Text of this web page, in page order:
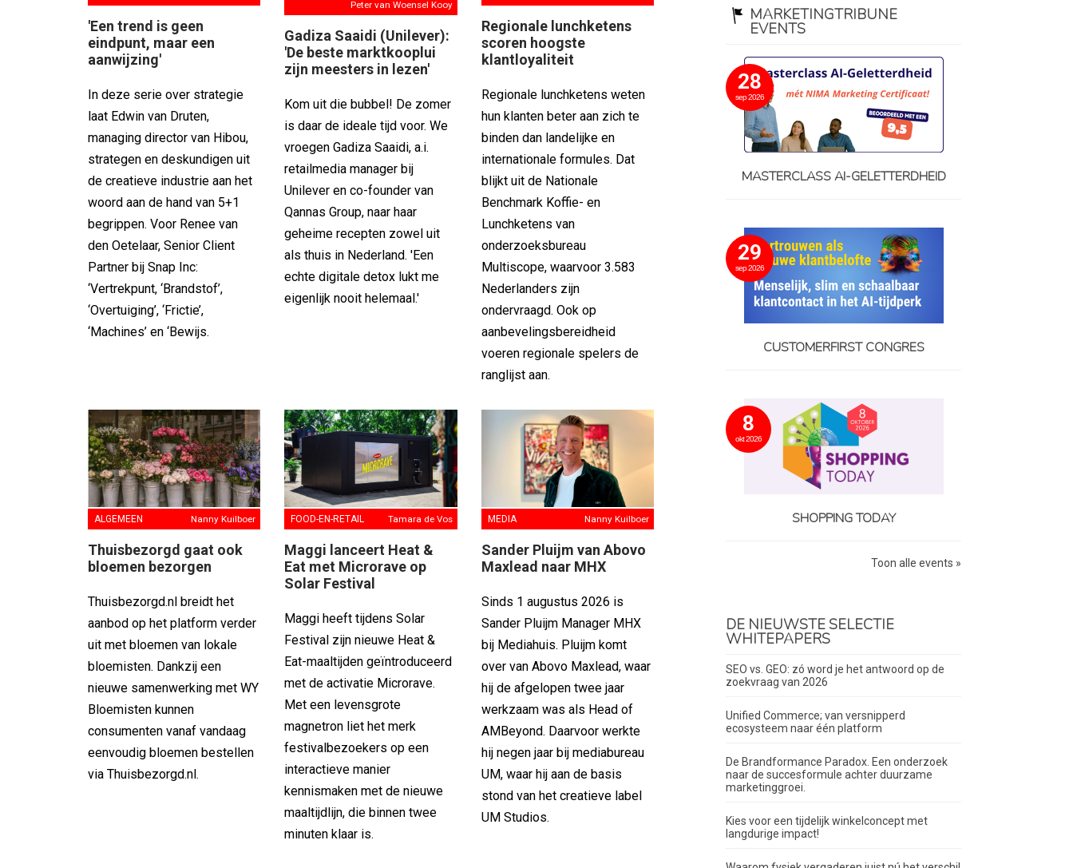
'Een trend is geen
eindpunt, maar een
aanwijzing'
In deze serie over strategie
laat Edwin van Druten,
managing director van Hibou,
strategen en deskundigen uit
de creatieve industrie aan het
woord aan de hand van 5+1
begrippen. Voor Renee van
den Oetelaar, Senior Client
Partner bij Snap Inc:
‘Vertrekpunt, ‘Brandstof’,
‘Overtuiging’, ‘Frictie’,
‘Machines’ en ‘Bewijs.
Peter van Woensel Kooy
Gadiza Saaidi (Unilever):
'De beste marktkooplui
zijn meesters in lezen'
Kom uit die bubbel! De zomer
is daar de ideale tijd voor. We
vroegen Gadiza Saaidi, a.i.
retailmedia manager bij
Unilever en co-founder van
Qannas Group, naar haar
geheime recepten zowel uit
als thuis in Nederland. 'Een
echte digitale detox lukt me
eigenlijk nooit helemaal.'
Regionale lunchketens
scoren hoogste
klantloyaliteit
Regionale lunchketens weten
hun klanten beter aan zich te
binden dan landelijke en
internationale formules. Dat
blijkt uit de Nationale
Benchmark Koffie- en
Lunchketens van
onderzoeksbureau
Multiscope, waarvoor 3.583
Nederlanders zijn
ondervraagd. Ook op
aanbevelingsbereidheid
voeren regionale spelers de
ranglijst aan.
ALGEMEEN Nanny Kuilboer
Thuisbezorgd gaat ook
bloemen bezorgen
Thuisbezorgd.nl breidt het
aanbod op het platform verder
uit met bloemen van lokale
bloemisten. Dankzij een
nieuwe samenwerking met WY
Bloemisten kunnen
consumenten vanaf vandaag
eenvoudig bloemen bestellen
via Thuisbezorgd.nl.
FOOD-EN-RETAIL Tamara de Vos
Maggi lanceert Heat &
Eat met Microrave op
Solar Festival
Maggi heeft tijdens Solar
Festival zijn nieuwe Heat &
Eat-maaltijden geïntroduceerd
met de activatie Microrave.
Met een levensgrote
magnetron liet het merk
festivalbezoekers op een
interactieve manier
kennismaken met de nieuwe
maaltijdlijn, die binnen twee
minuten klaar is.
MEDIA Nanny Kuilboer
Sander Pluijm van Abovo
Maxlead naar MHX
Sinds 1 augustus 2026 is
Sander Pluijm Manager MHX
bij Mediahuis. Pluijm komt
over van Abovo Maxlead, waar
hij de afgelopen twee jaar
werkzaam was als Head of
AMBeyond. Daarvoor werkte
hij negen jaar bij mediabureau
UM, waar hij aan de basis
stond van het creatieve label
UM Studios.
MARKETINGTRIBUNE
EVENTS
28
sep 2026
MASTERCLASS AI-GELETTERDHEID
29
sep 2026
CUSTOMERFIRST CONGRES
8
okt 2026
SHOPPING TODAY
Toon alle events »
DE NIEUWSTE SELECTIE
WHITEPAPERS
SEO vs. GEO: zó word je het antwoord op de
zoekvraag van 2026
Unified Commerce; van versnipperd
ecosysteem naar één platform
De Brandformance Paradox. Een onderzoek
naar de succesformule achter duurzame
marketinggroei.
Kies voor een tijdelijk winkelconcept met
langdurige impact!